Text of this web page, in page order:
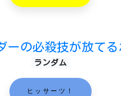
ーの必殺技が放てる
ランダム
ヒッサーツ！